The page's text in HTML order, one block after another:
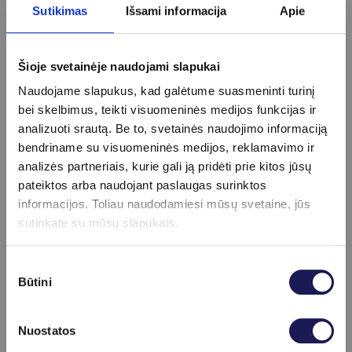
Sutikimas Išsami informacija Apie
Šioje svetainėje naudojami slapukai
Naudojame slapukus, kad galėtume suasmeninti turinį
bei skelbimus, teikti visuomeninės medijos funkcijas ir
analizuoti srautą. Be to, svetainės naudojimo informaciją
bendriname su visuomeninės medijos, reklamavimo ir
analizės partneriais, kurie gali ją pridėti prie kitos jūsų
pateiktos arba naudojant paslaugas surinktos
informacijos. Toliau naudodamiesi mūsų svetaine, jūs
sutinkate su mūsų slapukais.
pasirinkimas
Būtini
Nuostatos
Pasiruošimas
ir streso tyrimo metu
Kainoraštis
Kortizolis paros šlapime 24 €
Diamino oksidazė (DAO)
Androstendionas
Antistreptolizinas-O (ASO)
C-reaktyvus baltymas (CRB)
Ceruloplazminas